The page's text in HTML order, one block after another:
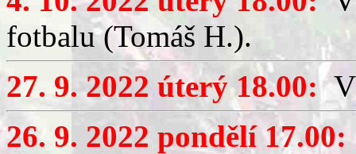
fotbalu (Tomáš H.).
27. 9. 2022 úterý 18.00:
26. 9. 2022 pondělí 17.00: